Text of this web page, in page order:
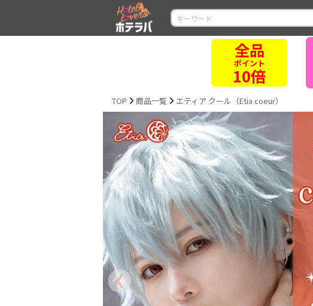
全品
ポイント
10倍
TOP 商品一覧 エティア クール（Etia coeur）